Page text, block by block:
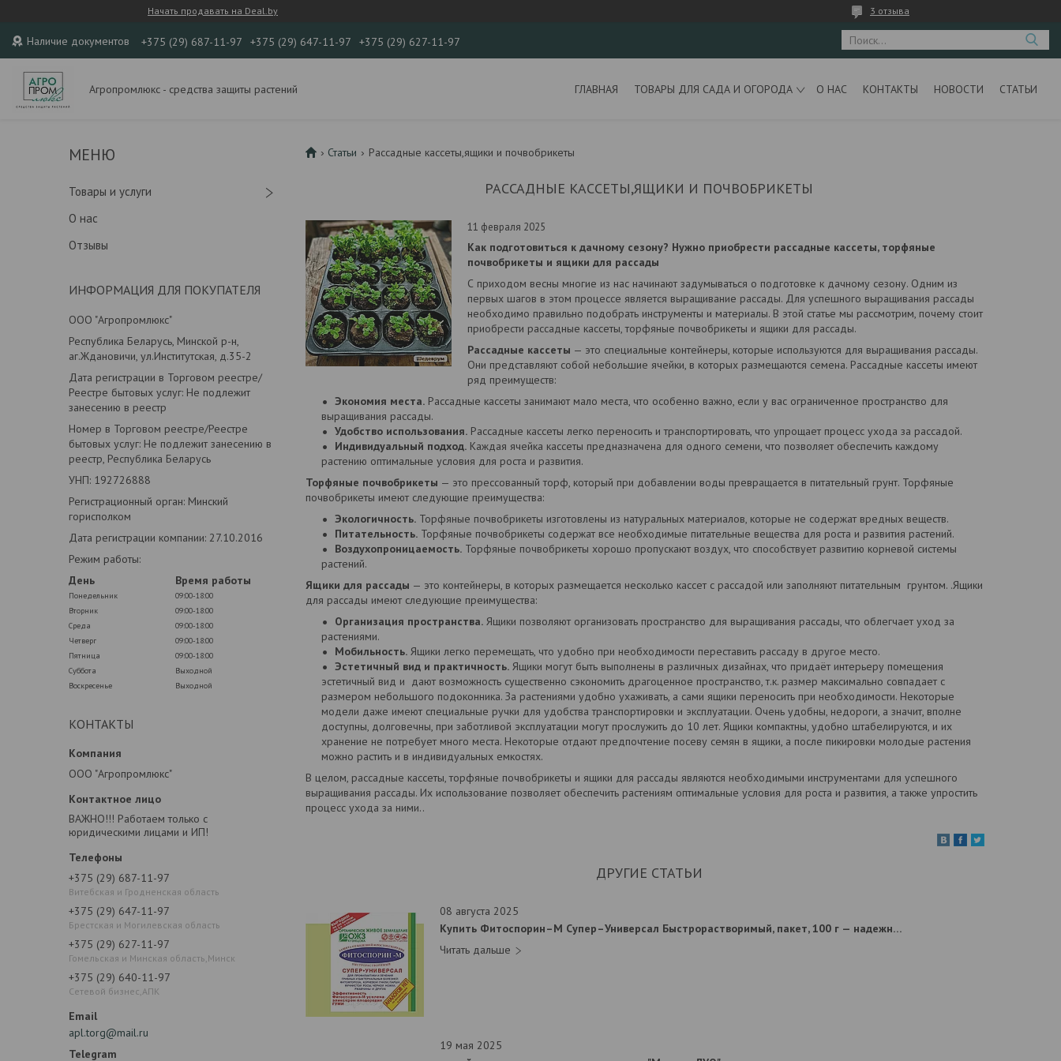
Начать продавать на Deal.by 3 отзыва
Наличие документов +375 (29) 687-11-97 +375 (29) 647-11-97 +375 (29) 627-11-97
Агропромлюкс - средства защиты растений ГЛАВНАЯ ТОВАРЫ ДЛЯ САДА И ОГОРОДА О НАС КОНТАКТЫ НОВОСТИ СТАТЬИ
Товары и услуги
О нас
Отзывы
ИНФОРМАЦИЯ ДЛЯ ПОКУПАТЕЛЯ
ООО "Агропромлюкс"
Республика Беларусь, Минской р-н,
аг.Ждановичи, ул.Институтская, д.35-2
Дата регистрации в Торговом реестре/
Реестре бытовых услуг: Не подлежит
занесению в реестр
Номер в Торговом реестре/Реестре
бытовых услуг: Не подлежит занесению в
реестр, Республика Беларусь
УНП: 192726888
Регистрационный орган: Минский
горисполком
Дата регистрации компании: 27.10.2016
Режим работы:
День
Время работы
Понедельник
09:00-18:00
Вторник
09:00-18:00
Среда
09:00-18:00
Четверг
09:00-18:00
Пятница
09:00-18:00
Суббота
Выходной
Воскресенье
Выходной
КОНТАКТЫ
ООО "Агропромлюкс"
ВАЖНО!!! Работаем только с
юридическими лицами и ИП!
+375 (29) 687-11-97
Витебская и Гродненская область
+375 (29) 647-11-97
Брестская и Могилевская область
+375 (29) 627-11-97
Гомельская и Минская область,Минск
+375 (29) 640-11-97
Сетевой бизнес,АПК
apl.torg@mail.ru
Статьи Рассадные кассеты,ящики и почвобрикеты
РАССАДНЫЕ КАССЕТЫ,ЯЩИКИ И ПОЧВОБРИКЕТЫ
11 февраля 2025
Как подготовиться к дачному сезону? Нужно приобрести рассадные кассеты, торфяные
почвобрикеты и ящики для рассады
С приходом весны многие из нас начинают задумываться о подготовке к дачному сезону. Одним из
первых шагов в этом процессе является выращивание рассады. Для успешного выращивания рассады
необходимо правильно подобрать инструменты и материалы. В этой статье мы рассмотрим, почему стоит
приобрести рассадные кассеты, торфяные почвобрикеты и ящики для рассады.
Рассадные кассеты — это специальные контейнеры, которые используются для выращивания рассады.
Они представляют собой небольшие ячейки, в которых размещаются семена. Рассадные кассеты имеют
ряд преимуществ:
Экономия места. Рассадные кассеты занимают мало места, что особенно важно, если у вас ограниченное пространство для
выращивания рассады.
Удобство использования. Рассадные кассеты легко переносить и транспортировать, что упрощает процесс ухода за рассадой.
Индивидуальный подход. Каждая ячейка кассеты предназначена для одного семени, что позволяет обеспечить каждому
растению оптимальные условия для роста и развития.
Торфяные почвобрикеты — это прессованный торф, который при добавлении воды превращается в питательный грунт. Торфяные
почвобрикеты имеют следующие преимущества:
Экологичность. Торфяные почвобрикеты изготовлены из натуральных материалов, которые не содержат вредных веществ.
Питательность. Торфяные почвобрикеты содержат все необходимые питательные вещества для роста и развития растений.
Воздухопроницаемость. Торфяные почвобрикеты хорошо пропускают воздух, что способствует развитию корневой системы
растений.
Ящики для рассады — это контейнеры, в которых размещается несколько кассет с рассадой или заполняют питательным грунтом. .Ящики
для рассады имеют следующие преимущества:
Организация пространства. Ящики позволяют организовать пространство для выращивания рассады, что облегчает уход за
растениями.
Мобильность. Ящики легко перемещать, что удобно при необходимости переставить рассаду в другое место.
Эстетичный вид и практичность. Ящики могут быть выполнены в различных дизайнах, что придаёт интерьеру помещения
эстетичный вид и дают возможность существенно сэкономить драгоценное пространство, т.к. размер максимально совпадает с
размером небольшого подоконника. За растениями удобно ухаживать, а сами ящики переносить при необходимости. Некоторые
модели даже имеют специальные ручки для удобства транспортировки и эксплуатации. Очень удобны, недороги, а значит, вполне
доступны, долговечны, при заботливой эксплуатации могут прослужить до 10 лет. Ящики компактны, удобно штабелируются, и их
хранение не потребует много места. Некоторые отдают предпочтение посеву семян в ящики, а после пикировки молодые растения
можно растить и в индивидуальных емкостях.
В целом, рассадные кассеты, торфяные почвобрикеты и ящики для рассады являются необходимыми инструментами для успешного
выращивания рассады. Их использование позволяет обеспечить растениям оптимальные условия для роста и развития, а также упростить
процесс ухода за ними..
ДРУГИЕ СТАТЬИ
08 августа 2025
Купить Фитоспорин–М Супер–Универсал Быстрорастворимый, пакет, 100 г — надежное решение для защиты растений
19 мая 2025